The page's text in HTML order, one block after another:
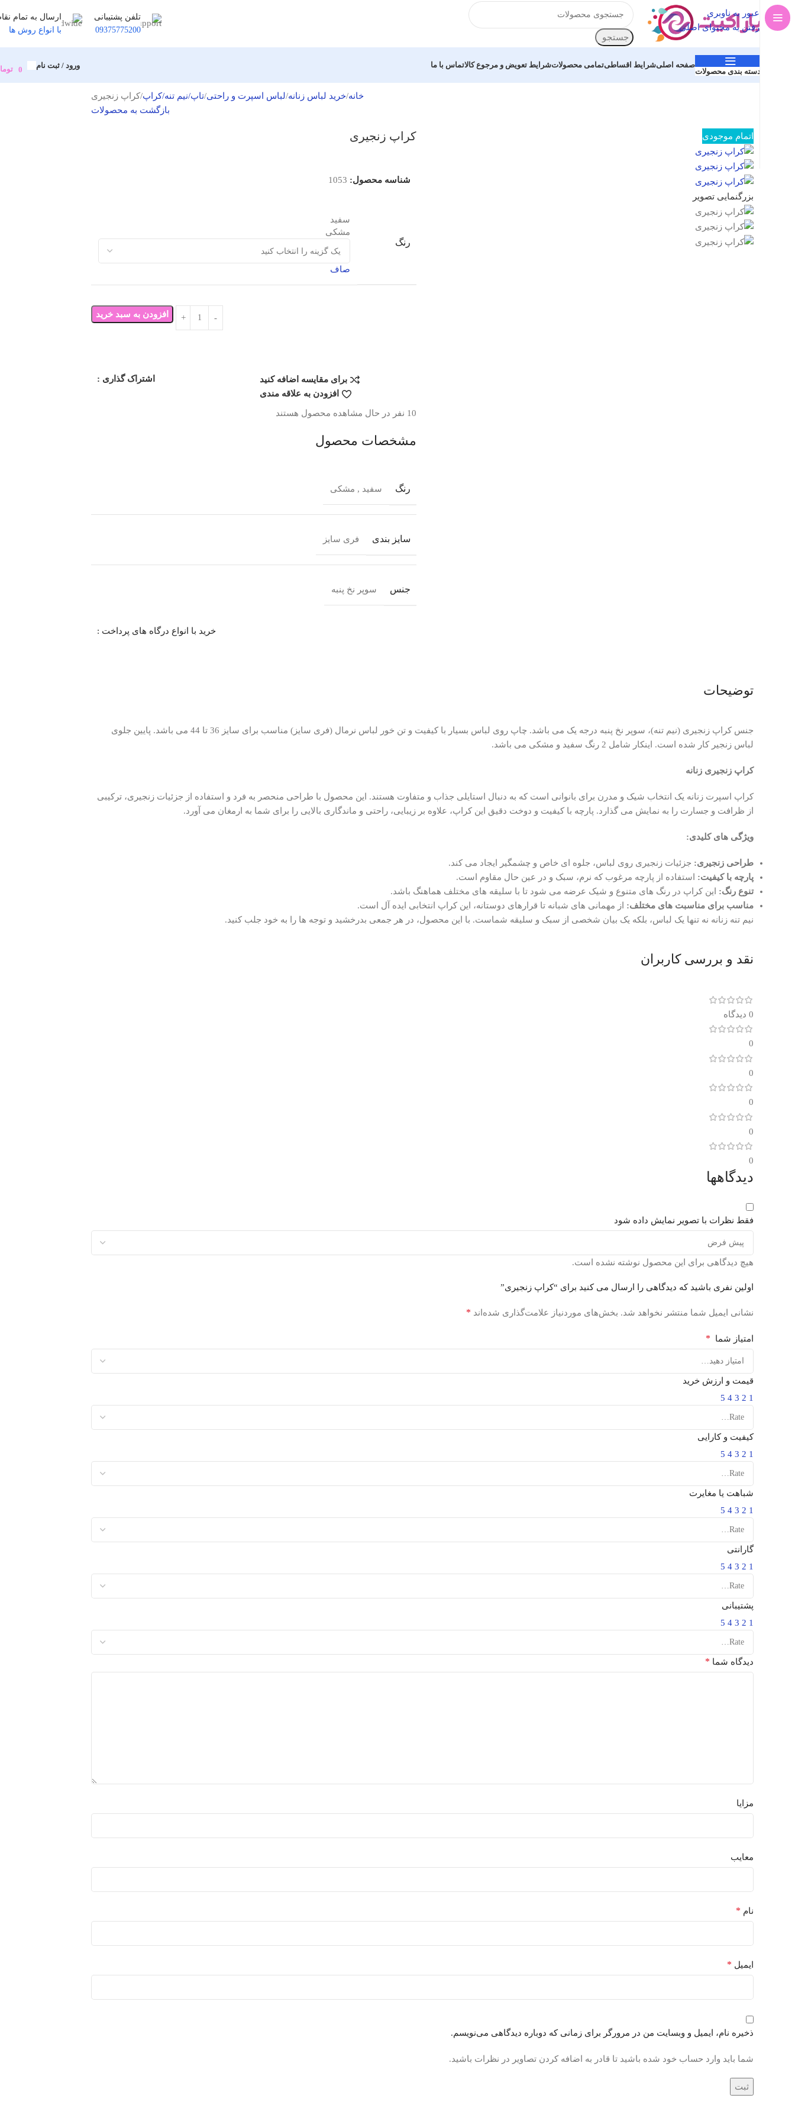
عبور به ناوبری
رفتن به محتوای اصلی
جستجو
تلفن پشتیبانی
09375775200
ارسال به تمام
با انواع روش ها
دسته بندی محصولات
صفحه اصلیشرایط اقساطیتمامی محصولاتشرایط تعویض و مرجوع کالاتماس با ما ورود / ثبت نام 0
خانه خرید لباس زنانه لباس اسپرت و راحتی تاپ/نیم تنه/کراپ کراپ زنجیری
بازگشت به محصولات
اتمام موجودی
بزرگنمایی تصویر
کراپ زنجیری
شناسه محصول: 1053
رنگ
سفید
مشکی
صاف
افزودن به سبد خرید
برای مقایسه اضافه کنید
افزودن به علاقه مندی
اشتراک گذاری :
10 نفر در حال مشاهده محصول هستند
مشخصات محصول
رنگ سفید , مشکی
سایز بندی فری سایز
جنس سوپر نخ پنبه
خرید با انواع درگاه های پرداخت :
توضیحات
جنس کراپ زنجیری (نیم تنه)، سوپر نخ پنبه درجه یک می باشد. چاپ روی لباس بسیار با کیفیت و تن خور لباس نرمال (فری سایز) مناسب برای سایز 36 تا 44 می باشد. پایین جلوی
لباس زنجیر کار شده است. اینکار شامل 2 رنگ سفید و مشکی می باشد.
کراپ زنجیری زنانه
کراپ اسپرت زنانه یک انتخاب شیک و مدرن برای بانوانی است که به دنبال استایلی جذاب و متفاوت هستند. این محصول با طراحی منحصر به فرد و استفاده از جزئیات زنجیری، ترکیبی
از ظرافت و جسارت را به نمایش می گذارد. پارچه با کیفیت و دوخت دقیق این کراپ، علاوه بر زیبایی، راحتی و ماندگاری بالایی را برای شما به ارمغان می آورد.
ویژگی های کلیدی:
طراحی زنجیری: جزئیات زنجیری روی لباس، جلوه ای خاص و چشمگیر ایجاد می کند.
پارچه با کیفیت: استفاده از پارچه مرغوب که نرم، سبک و در عین حال مقاوم است.
تنوع رنگ: این کراپ در رنگ های متنوع و شیک عرضه می شود تا با سلیقه های مختلف هماهنگ باشد.
مناسب برای مناسبت های مختلف: از مهمانی های شبانه تا قرارهای دوستانه، این کراپ انتخابی ایده آل است.
نیم تنه زنانه نه تنها یک لباس، بلکه یک بیان شخصی از سبک و سلیقه شماست. با این محصول، در هر جمعی بدرخشید و توجه ها را به خود جلب کنید.
نقد و بررسی کاربران
0 دیدگاه
0
0
0
0
0
دیدگاهها
فقط نظرات با تصویر نمایش داده شود
هیچ دیدگاهی برای این محصول نوشته نشده است.
اولین نفری باشید که دیدگاهی را ارسال می کنید برای “کراپ زنجیری”
نشانی ایمیل شما منتشر نخواهد شد. بخش‌های موردنیاز علامت‌گذاری شده‌اند *
امتیاز شما *
قیمت و ارزش خرید
1
2
3
4
5
کیفیت و کارایی
1
2
3
4
5
شباهت یا مغایرت
1
2
3
4
5
گارانتی
1
2
3
4
5
پشتیبانی
1
2
3
4
5
دیدگاه شما *
مزایا
معایب
نام *
ایمیل *
ذخیره نام، ایمیل و وبسایت من در مرورگر برای زمانی که دوباره دیدگاهی می‌نویسم.
شما باید وارد حساب خود شده باشید تا قادر به اضافه کردن تصاویر در نظرات باشید.